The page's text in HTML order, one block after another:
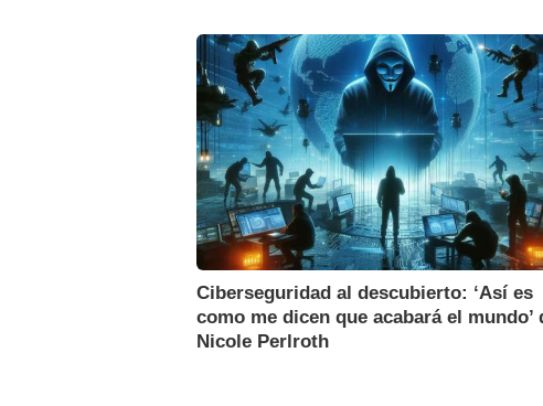
Ciberseguridad al descubierto: ‘Así es
como me dicen que acabará el mundo’
Nicole Perlroth